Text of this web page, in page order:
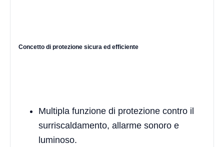
Concetto di protezione sicura ed efficiente
Multipla funzione di protezione contro il
surriscaldamento, allarme sonoro e
luminoso.